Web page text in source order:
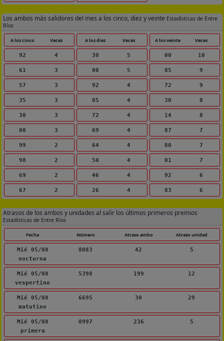
Los ambos más salidores del mes a los cinco, diez y veinte Estadísticas de Entre
Ríos
A los cinco Veces
92 4
61 3
57 3
35 3
30 3
00 3
99 2
98 2
69 2
67 2
A los diez Veces
30 5
00 5
92 4
85 4
72 4
69 4
64 4
50 4
46 4
26 4
A los veinte Veces
00 10
85 9
72 9
30 8
14 8
87 7
80 7
01 7
92 6
83 6
Atrasos de los ambos y unidades al salir los últimos primeros premios
Estadísticas de Entre Ríos
Fecha Número Atraso ambo Atraso unidad
Mié 05/08
nocturna
8083 42 5
Mié 05/08
vespertino
5398 199 12
Mié 05/08
matutino
6695 30 29
Mié 05/08
primera
0997 236 5